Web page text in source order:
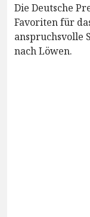
Die Deutsche
Favoriten für
anspruchsvolle
nach Löwen.